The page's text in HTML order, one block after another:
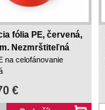
fólia PE, červená,
Nezmrštiteľná
na celofánovanie
€